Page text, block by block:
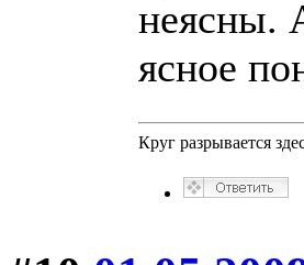
неясны.
ясное
Круг разрывается